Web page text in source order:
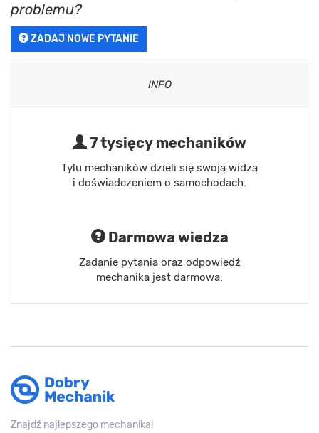
problemu?
ZADAJ NOWE PYTANIE
INFO
7 tysięcy mechaników
Tylu mechaników dzieli się swoją widzą
i doświadczeniem o samochodach.
Darmowa wiedza
Zadanie pytania oraz odpowiedź
mechanika jest darmowa.
Znajdź najlepszego mechanika!